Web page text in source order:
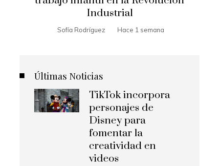
Industrial
Sofía Rodríguez Hace 1 semana
Últimas Noticias
TikTok incorpora
personajes de
Disney para
fomentar la
creatividad en
videos